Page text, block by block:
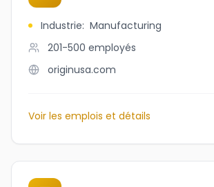
Industrie: Manufacturing
201-500 employés
originusa.com
Voir les emplois et détails